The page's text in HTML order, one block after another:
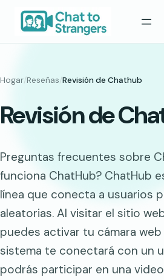
Saltar
contenido
Hogar/Reseñas/Revisión de Chathub
Revisión de
Preguntas frecuentes sobre
funciona ChatHub? ChatHub
línea que conecta a usuarios
aleatorias. Al visitar el sitio
puedes activar tu cámara
sistema te conectará con un
podrás participar en una